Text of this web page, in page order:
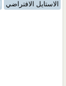
الاستايل الافتراضي